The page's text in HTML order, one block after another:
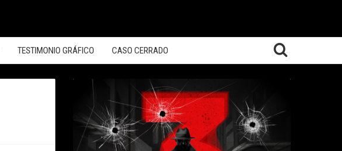
TESTIMONIO GRÁFICO CASO CERRADO